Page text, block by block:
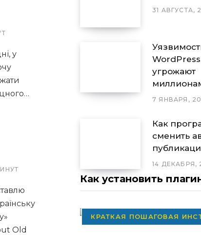
у
Old
31 АВГУСТА,
WordPress
угрожают
7 ЯНВАРЯ,
Как
сменить
14 ДЕКАБРЯ,
Как установить
КРАТКАЯ ПОШАГОВАЯ